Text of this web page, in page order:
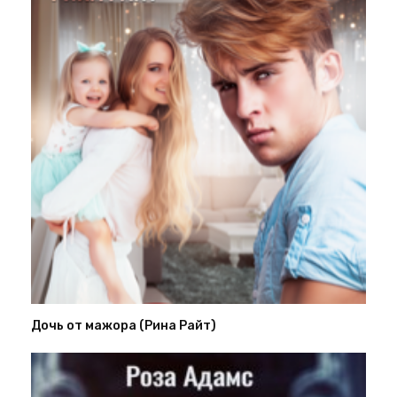
Дочь от мажора (Рина Райт)